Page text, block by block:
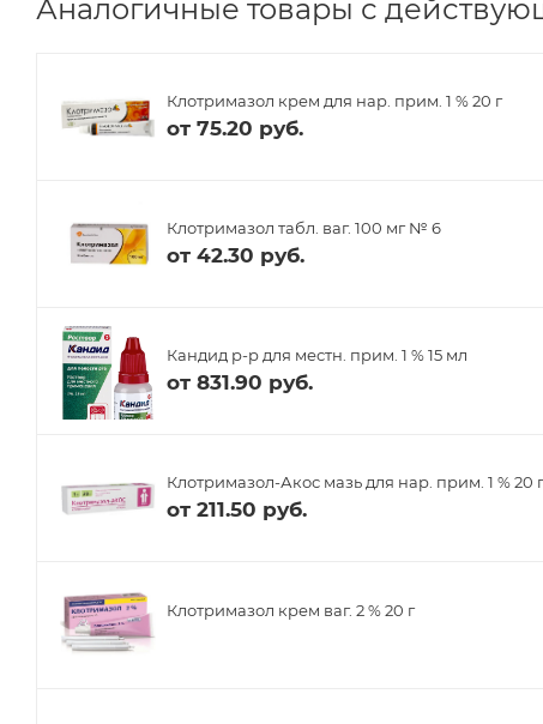
Аналогичные товары с
Клотримазол крем для нар. прим. 1 % 20 г
от 75.20 руб.
Клотримазол табл. ваг. 100 мг № 6
от 42.30 руб.
Кандид р-р для местн. прим. 1 % 15 мл
от 831.90 руб.
Клотримазол-Акос мазь для нар. прим. 1 % 20 г
от 211.50 руб.
Клотримазол крем ваг. 2 % 20 г